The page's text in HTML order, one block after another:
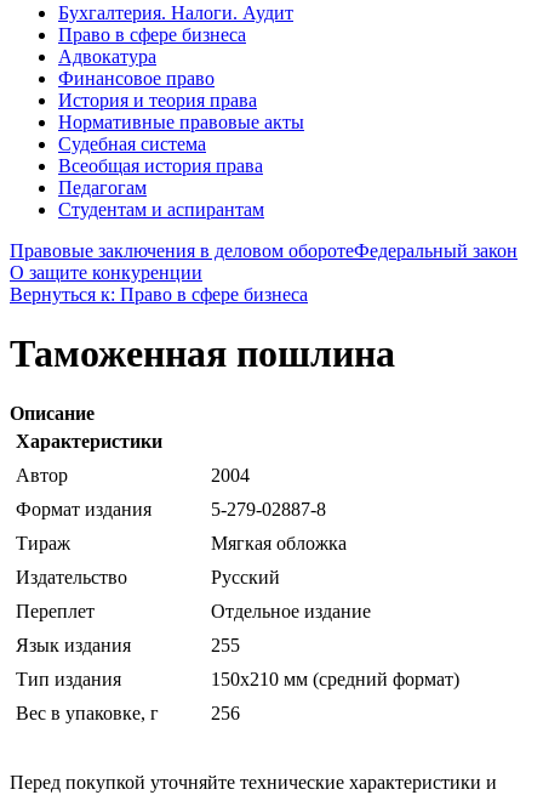
Бухгалтерия. Налоги. Аудит
Право в сфере бизнеса
Адвокатура
Финансовое право
История и теория права
Нормативные правовые акты
Судебная система
Всеобщая история права
Педагогам
Студентам и аспирантам
Правовые заключения в деловом оборотеФедеральный закон
О защите конкуренции
Вернуться к: Право в сфере бизнеса
Таможенная пошлина
Описание
Характеристики
Автор
2004
Формат издания
5-279-02887-8
Тираж
Мягкая обложка
Издательство
Русский
Переплет
Отдельное издание
Язык издания
255
Тип издания
150x210 мм (средний формат)
Вес в упаковке, г
256
Перед покупкой уточняйте технические характеристики и